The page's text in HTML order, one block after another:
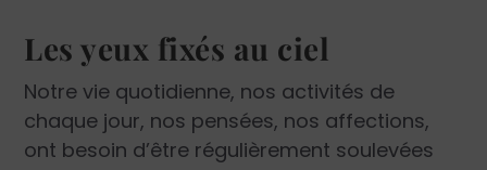
Les yeux fixés au ciel
Notre vie quotidienne, nos activités de
chaque jour, nos pensées, nos affections,
ont besoin d’être régulièrement soulevées